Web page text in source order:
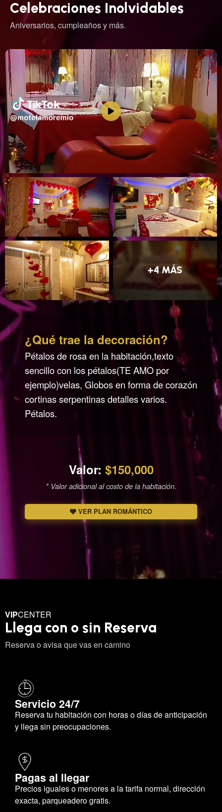
Celebraciones Inolvidables
Aniversarios, cumpleaños y más.
+4 MÁS
¿Qué trae la decoración?
Pétalos de rosa en la habitación,texto
sencillo con los pétalos(TE AMO por
ejemplo)velas, Globos en forma de corazón
cortinas serpentinas detalles varios.
Pétalos.
Valor: $150,000
* Valor adicional al costo de la habitación.
VER PLAN ROMÁNTICO
VIPCENTER
Llega con o sin Reserva
Reserva o avisa que vas en camino
Servicio 24/7
Reserva tu habitación con horas o días de anticipación
y llega sin preocupaciones.
Pagas al llegar
Precios iguales o menores a la tarifa normal, dirección
exacta, parqueadero gratis.